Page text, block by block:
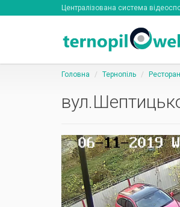
Централізована система
Головна Тернопіль